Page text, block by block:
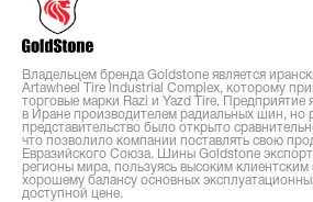
Владельцем бренда Goldstone является
Artawheel Tire lndustrial Complex, которому
торговые марки Razi и Yazd Tire. Предприятие
в Иране производителем радиальных шин, но
представительство было открыто
что позволило компании поставлять свою
Евразийского Союза. Шины Goldstone
регионы мира, пользуясь высоким клиентским
хорошему балансу основных
доступной цене.